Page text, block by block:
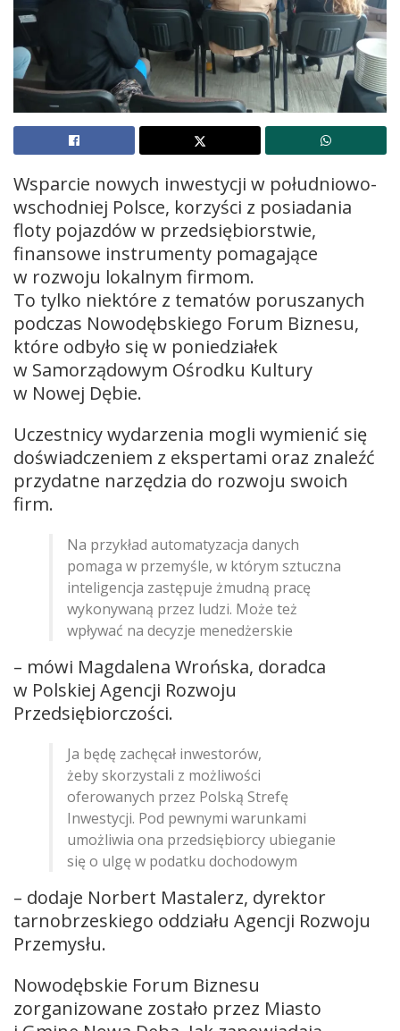
Wsparcie nowych inwestycji w południowo-
wschodniej Polsce, korzyści z posiadania
floty pojazdów w przedsiębiorstwie,
finansowe instrumenty pomagające
w rozwoju lokalnym firmom.
To tylko niektóre z tematów poruszanych
podczas Nowodębskiego Forum Biznesu,
które odbyło się w poniedziałek
w Samorządowym Ośrodku Kultury
w Nowej Dębie.
Uczestnicy wydarzenia mogli wymienić się
doświadczeniem z ekspertami oraz znaleźć
przydatne narzędzia do rozwoju swoich
firm.
Na przykład automatyzacja danych
pomaga w przemyśle, w którym sztuczna
inteligencja zastępuje żmudną pracę
wykonywaną przez ludzi. Może też
wpływać na decyzje menedżerskie
– mówi Magdalena Wrońska, doradca
w Polskiej Agencji Rozwoju
Przedsiębiorczości.
Ja będę zachęcał inwestorów,
żeby skorzystali z możliwości
oferowanych przez Polską Strefę
Inwestycji. Pod pewnymi warunkami
umożliwia ona przedsiębiorcy ubieganie
się o ulgę w podatku dochodowym
– dodaje Norbert Mastalerz, dyrektor
tarnobrzeskiego oddziału Agencji Rozwoju
Przemysłu.
Nowodębskie Forum Biznesu
zorganizowane zostało przez Miasto